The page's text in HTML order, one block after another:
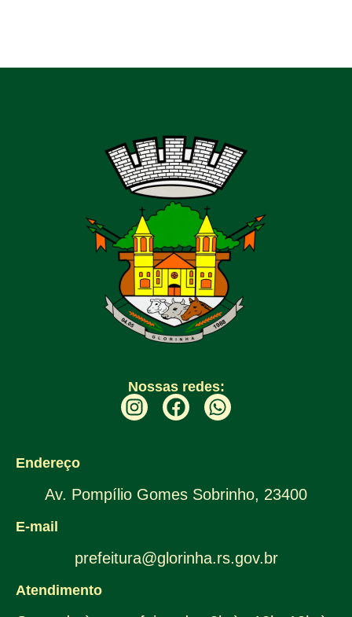
Nossas redes:
Endereço
Av. Pompílio Gomes Sobrinho, 23400
E-mail
prefeitura@glorinha.rs.gov.br
Atendimento